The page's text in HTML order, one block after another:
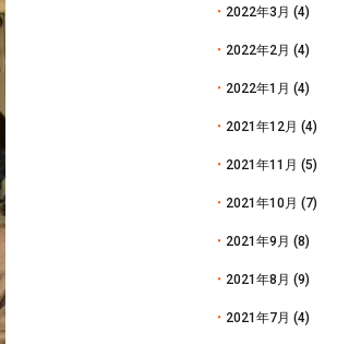
2022年3月 (4)
2022年2月 (4)
2022年1月 (4)
2021年12月 (4)
2021年11月 (5)
2021年10月 (7)
2021年9月 (8)
2021年8月 (9)
2021年7月 (4)